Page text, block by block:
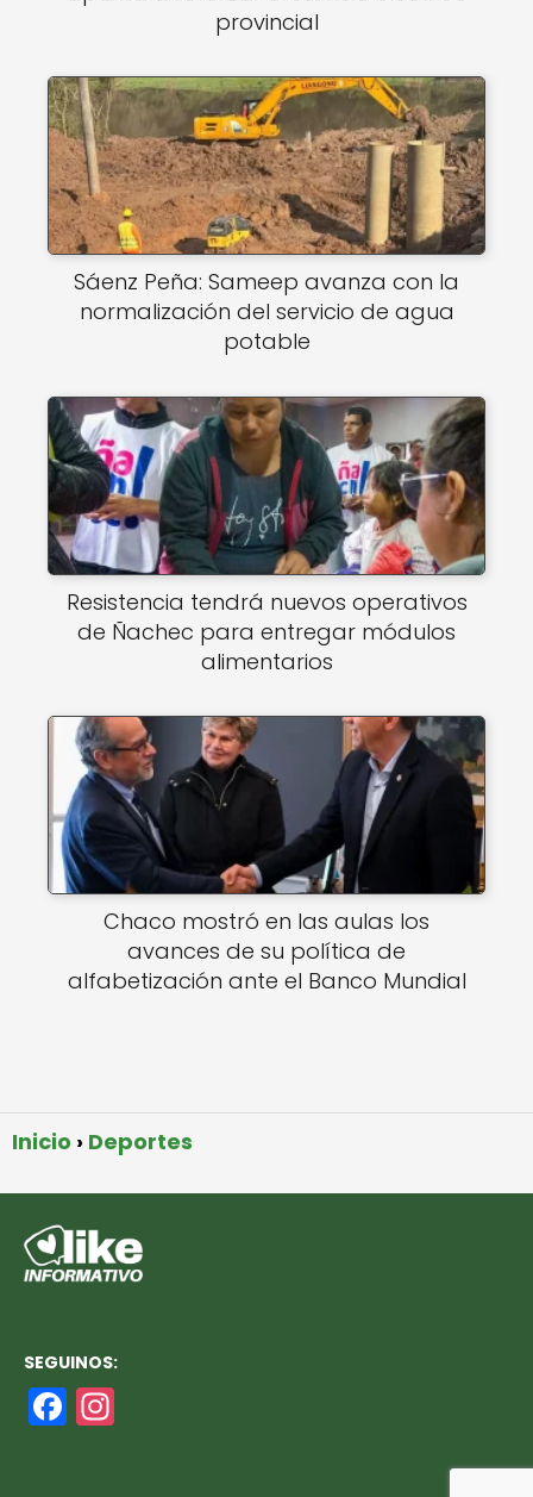
provincial
Sáenz Peña: Sameep avanza con la
normalización del servicio de agua
potable
Resistencia tendrá nuevos operativos
de Ñachec para entregar módulos
alimentarios
Chaco mostró en las aulas los
avances de su política de
alfabetización ante el Banco Mundial
Inicio Deportes
SEGUINOS:
F
a